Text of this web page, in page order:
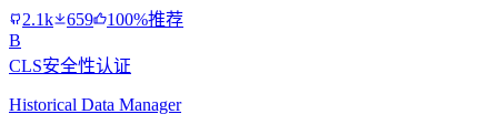
2.1k 659
100%推荐
B
CLS安全性认证
Historical Data Manager